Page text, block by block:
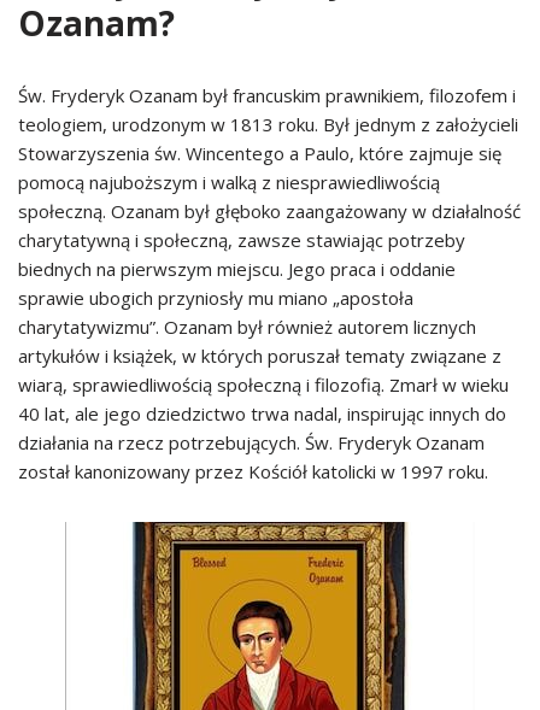
Ozanam?
Św. Fryderyk Ozanam był francuskim prawnikiem, filozofem i
teologiem, urodzonym w 1813 roku. Był jednym z założycieli
Stowarzyszenia św. Wincentego a Paulo, które zajmuje się
pomocą najuboższym i walką z niesprawiedliwością
społeczną. Ozanam był głęboko zaangażowany w działalność
charytatywną i społeczną, zawsze stawiając potrzeby
biednych na pierwszym miejscu. Jego praca i oddanie
sprawie ubogich przyniosły mu miano „apostoła
charytatywizmu”. Ozanam był również autorem licznych
artykułów i książek, w których poruszał tematy związane z
wiarą, sprawiedliwością społeczną i filozofią. Zmarł w wieku
40 lat, ale jego dziedzictwo trwa nadal, inspirując innych do
działania na rzecz potrzebujących. Św. Fryderyk Ozanam
został kanonizowany przez Kościół katolicki w 1997 roku.